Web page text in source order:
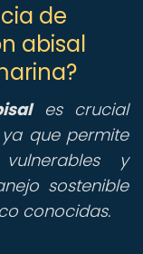
de
abisal
es crucial
que permite
y
sostenible
conocidas.